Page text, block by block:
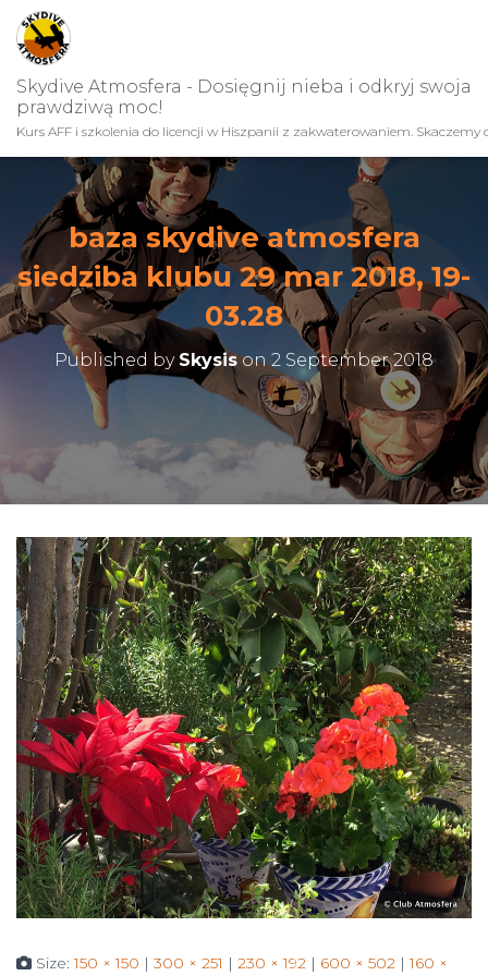
Skydive Atmosfera - Dosięgnij nieba i odkryj swoja
prawdziwą moc!
Kurs AFF i szkolenia do licencji w Hiszpanii z zakwaterowaniem. Skaczemy
baza skydive atmosfera
siedziba klubu 29 mar 2018, 19-
03.28
Published by Skysison2 September 2018
Size:150 × 150 | 300 × 251 | 230 × 192 | 600 × 502 | 160 ×